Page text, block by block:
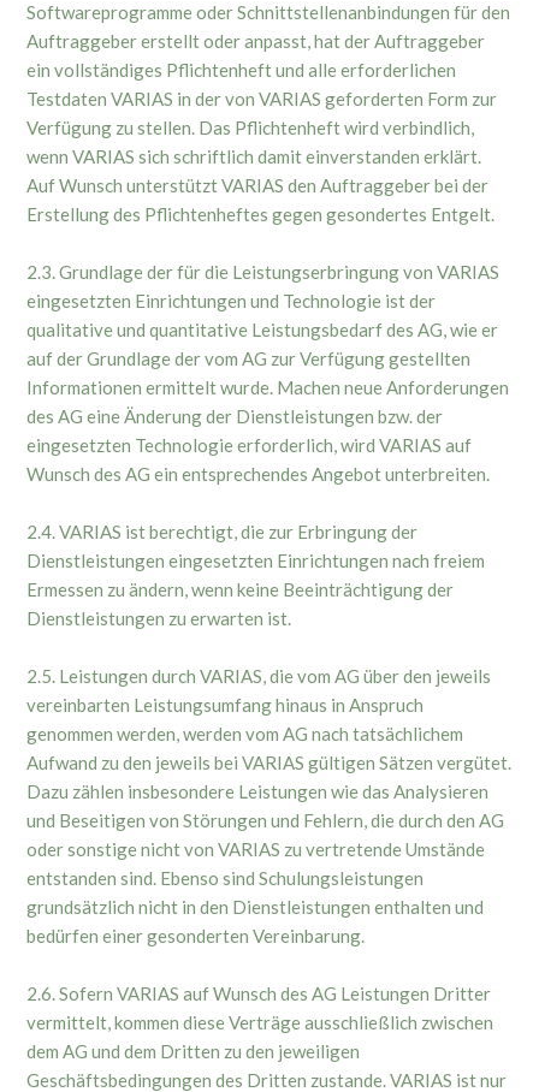
Softwareprogramme oder Schnittstellenanbindungen für den
Auftraggeber erstellt oder anpasst, hat der Auftraggeber
ein vollständiges Pflichtenheft und alle erforderlichen
Testdaten VARIAS in der von VARIAS geforderten Form zur
Verfügung zu stellen. Das Pflichtenheft wird verbindlich,
wenn VARIAS sich schriftlich damit einverstanden erklärt.
Auf Wunsch unterstützt VARIAS den Auftraggeber bei der
Erstellung des Pflichtenheftes gegen gesondertes Entgelt.
2.3. Grundlage der für die Leistungserbringung von VARIAS
eingesetzten Einrichtungen und Technologie ist der
qualitative und quantitative Leistungsbedarf des AG, wie er
auf der Grundlage der vom AG zur Verfügung gestellten
Informationen ermittelt wurde. Machen neue Anforderungen
des AG eine Änderung der Dienstleistungen bzw. der
eingesetzten Technologie erforderlich, wird VARIAS auf
Wunsch des AG ein entsprechendes Angebot unterbreiten.
2.4. VARIAS ist berechtigt, die zur Erbringung der
Dienstleistungen eingesetzten Einrichtungen nach freiem
Ermessen zu ändern, wenn keine Beeinträchtigung der
Dienstleistungen zu erwarten ist.
2.5. Leistungen durch VARIAS, die vom AG über den jeweils
vereinbarten Leistungsumfang hinaus in Anspruch
genommen werden, werden vom AG nach tatsächlichem
Aufwand zu den jeweils bei VARIAS gültigen Sätzen vergütet.
Dazu zählen insbesondere Leistungen wie das Analysieren
und Beseitigen von Störungen und Fehlern, die durch den AG
oder sonstige nicht von VARIAS zu vertretende Umstände
entstanden sind. Ebenso sind Schulungsleistungen
grundsätzlich nicht in den Dienstleistungen enthalten und
bedürfen einer gesonderten Vereinbarung.
2.6. Sofern VARIAS auf Wunsch des AG Leistungen Dritter
vermittelt, kommen diese Verträge ausschließlich zwischen
dem AG und dem Dritten zu den jeweiligen
Geschäftsbedingungen des Dritten zustande. VARIAS ist nur